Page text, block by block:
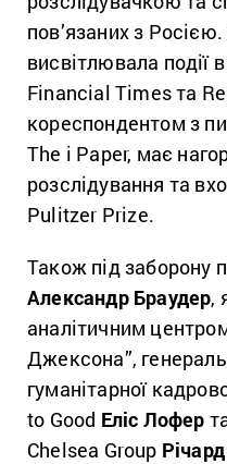
пов’язаних з
висвітлювала події
Financial Times та
кореспондентом з
The i Paper, має
розслідування та
Pulitzer Prize.
Також під заборону
Александр Браудер,
аналітичним
Джексона”,
гуманітарної
to Good Еліс Лофер
Chelsea Group